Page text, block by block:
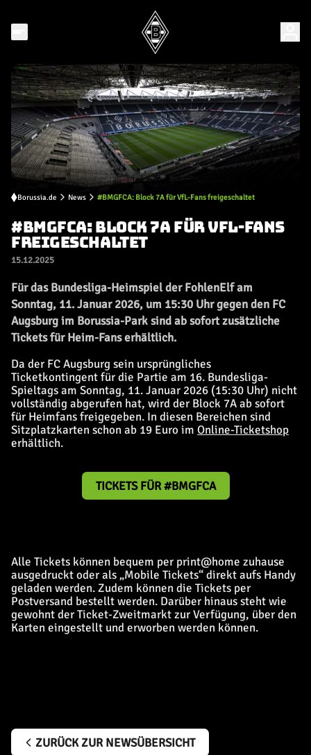
Borussia.de News #BMGFCA: Block 7A für VfL-Fans freigeschaltet
#BMGFCA: BLOCK 7A FÜR VFL-FANS
FREIGESCHALTET
15.12.2025
Für das Bundesliga-Heimspiel der FohlenElf am
Sonntag, 11. Januar 2026, um 15:30 Uhr gegen den FC
Augsburg im Borussia-Park sind ab sofort zusätzliche
Tickets für Heim-Fans erhältlich.
Da der FC Augsburg sein ursprüngliches
Ticketkontingent für die Partie am 16. Bundesliga-
Spieltags am Sonntag, 11. Januar 2026 (15:30 Uhr) nicht
vollständig abgerufen hat, wird der Block 7A ab sofort
für Heimfans freigegeben. In diesen Bereichen sind
Sitzplatzkarten schon ab 19 Euro im Online-Ticketshop
erhältlich.
TICKETS FÜR #BMGFCA
Alle Tickets können bequem per print@home zuhause
ausgedruckt oder als „Mobile Tickets“ direkt aufs Handy
geladen werden. Zudem können die Tickets per
Postversand bestellt werden. Darüber hinaus steht wie
gewohnt der Ticket-Zweitmarkt zur Verfügung, über den
Karten eingestellt und erworben werden können.
ZURÜCK ZUR NEWSÜBERSICHT